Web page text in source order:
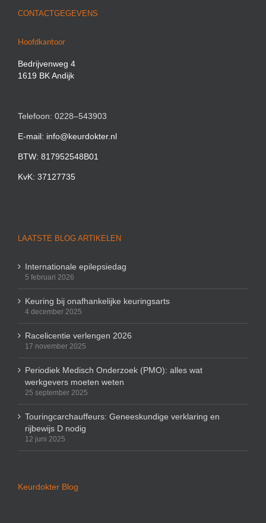
CONTACTGEGEVENS
Hoofdkantoor
Bedrijvenweg 4
1619 BK Andijk
Telefoon: 0228–543903
E-mail: info@keurdokter.nl
BTW: 817952548B01
KvK: 37127735
LAATSTE BLOG ARTIKELEN
Internationale epilepsiedag
5 februari 2026
Keuring bij onafhankelijke keuringsarts
4 december 2025
Racelicentie verlengen 2026
17 november 2025
Periodiek Medisch Onderzoek (PMO): alles wat
werkgevers moeten weten
25 september 2025
Touringcarchauffeurs: Geneeskundige verklaring en
rijbewijs D nodig
12 juni 2025
Keurdokter Blog